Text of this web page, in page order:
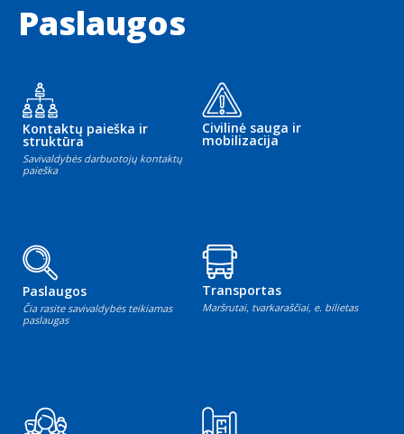
Paslaugos
Kontaktų paieška ir
struktūra
Savivaldybės darbuotojų kontaktų
paieška
Civilinė sauga ir
mobilizacija
Paslaugos
Čia rasite savivaldybės teikiamas
paslaugas
Transportas
Maršrutai, tvarkaraščiai, e. bilietas